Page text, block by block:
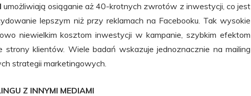
umożliwiają osiąganie aż 40-krotnych zwrotów z inwestycji, co jest
lepszym niż przy reklamach na Facebooku. Tak wysokie
niewielkim kosztom inwestycji w kampanie, szybkim efektom
strony klientów. Wiele badań wskazuje jednoznacznie na mailing
strategii marketingowych.
Z INNYMI MEDIAMI